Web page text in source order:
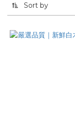
Sort by